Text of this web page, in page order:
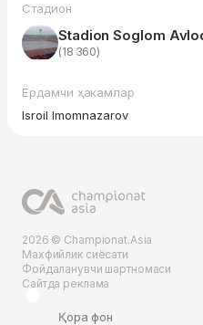
Стадион
Stadion Soglom
(18 360)
Ёрдамчи ҳакамлар
Isroil Imomnazarov
2026 © Championat.Asia
Махфийлик сиёсати
Фойдаланувчи шартномаси
Сайтда реклама
Қора фон